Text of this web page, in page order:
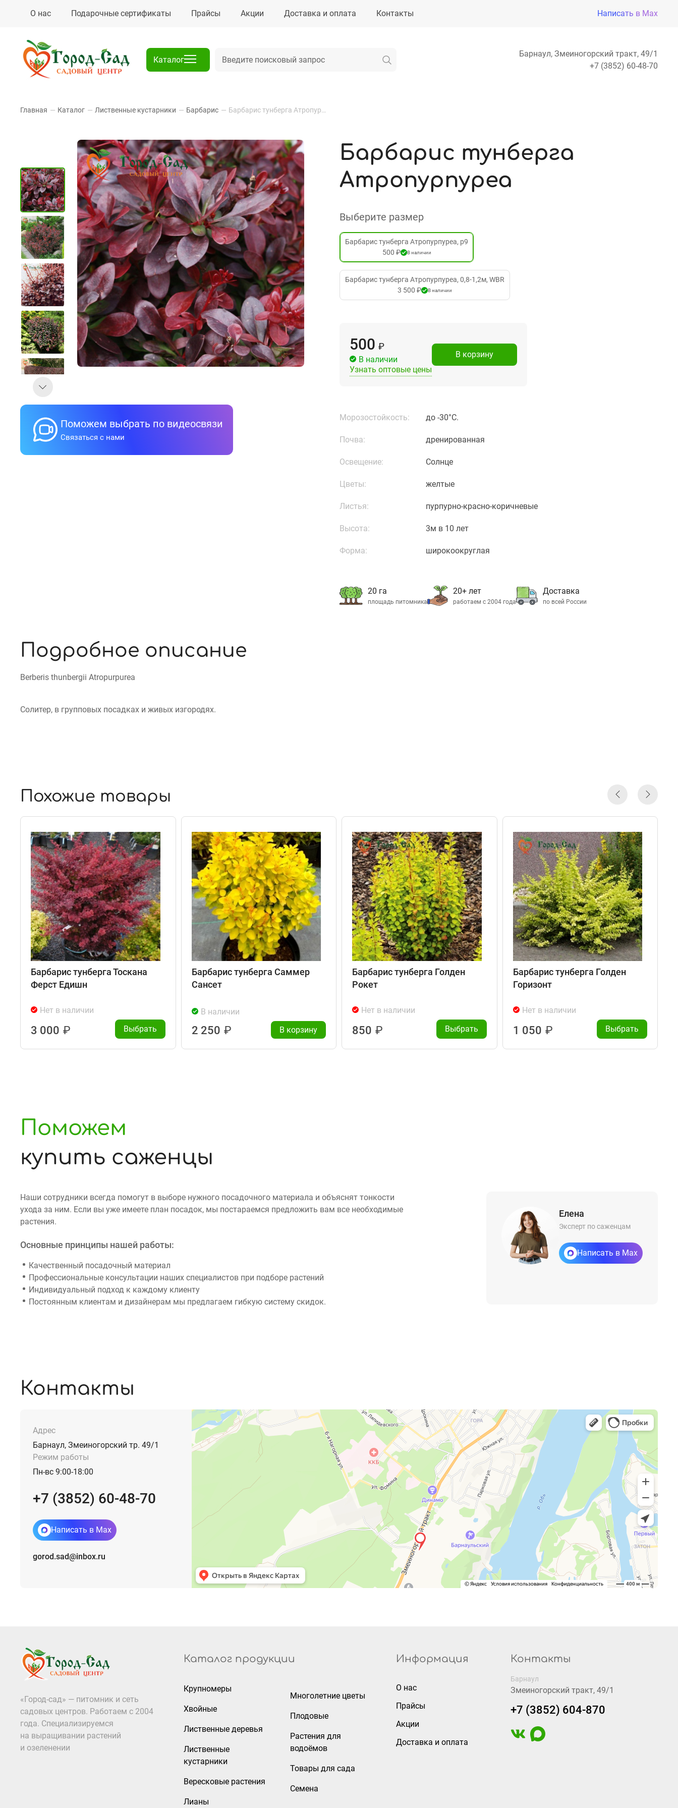
О нас Подарочные сертификаты Прайсы Акции Доставка и оплата Контакты Написать в Max
Каталог
Барнаул, Змеиногорский тракт, 49/1
+7 (3852) 60-48-70
Главная — Каталог — Лиственные кустарники — Барбарис — Барбарис тунберга Атропурпуреа
Поможем выбрать по видеосвязи
Связаться с нами
Барбарис тунберга
Атропурпуреа
Выберите размер
Барбарис тунберга Атропурпуреа, р9
500 ₽
В наличии
Барбарис тунберга Атропурпуреа, 0,8-1,2м, WBR
3 500 ₽
В наличии
500 ₽
В наличии
Узнать оптовые цены
В корзину
Морозостойкость: до -30°C.
Почва: дренированная
Освещение: Солнце
Цветы: желтые
Листья: пурпурно-красно-коричневые
Высота: 3м в 10 лет
Форма: широкоокруглая
20 га
площадь питомника
20+ лет
работаем с 2004 года
Доставка
по всей России
Подробное описание
Berberis thunbergii Atropurpurea
Солитер, в групповых посадках и живых изгородях.
Похожие товары
Барбарис тунберга Тоскана
Ферст Едишн
Нет в наличии
3 000 ₽ Выбрать
Барбарис тунберга Саммер
Сансет
В наличии
2 250 ₽ В корзину
Барбарис тунберга Голден
Рокет
Нет в наличии
850 ₽ Выбрать
Барбарис тунберга Голден
Горизонт
Нет в наличии
1 050 ₽ Выбрать
Поможем
купить саженцы
Наши сотрудники всегда помогут в выборе нужного посадочного материала и объяснят тонкости
ухода за ним. Если вы уже имеете план посадок, мы постараемся предложить вам все необходимые
растения.
Основные принципы нашей работы:
Качественный посадочный материал
Профессиональные консультации наших специалистов при подборе растений
Индивидуальный подход к каждому клиенту
Постоянным клиентам и дизайнерам мы предлагаем гибкую систему скидок.
Елена
Эксперт по саженцам
Написать в Max
Контакты
Адрес
Барнаул, Змеиногорский тр. 49/1
Режим работы
Пн-вс 9:00-18:00
+7 (3852) 60-48-70
Написать в Max
gorod.sad@inbox.ru
«Город-сад» — питомник и сеть
садовых центров. Работаем с 2004
года. Специализируемся
на выращивании растений
и озеленении
Каталог продукции
Крупномеры
Хвойные
Лиственные деревья
Лиственные
кустарники
Вересковые растения
Лианы
Многолетние цветы
Плодовые
Растения для
водоёмов
Товары для сада
Семена
Информация
О нас
Прайсы
Акции
Доставка и оплата
Контакты
Барнаул
Змеиногорский тракт, 49/1
+7 (3852) 604-870